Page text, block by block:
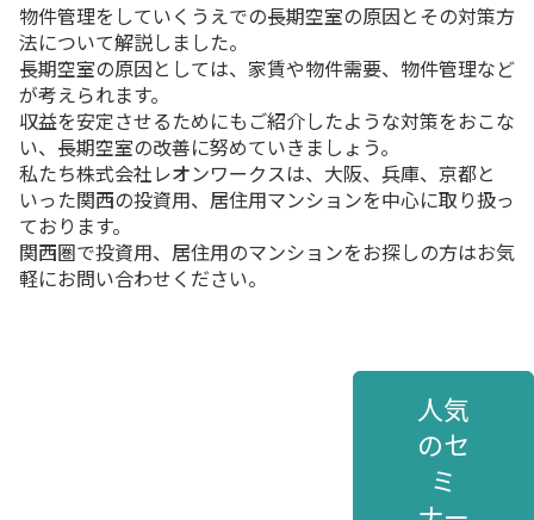
物件管理をしていくうえでの長期空室の原因とその対策方
法について解説しました。
長期空室の原因としては、家賃や物件需要、物件管理など
が考えられます。
収益を安定させるためにもご紹介したような対策をおこな
い、長期空室の改善に努めていきましょう。
私たち株式会社レオンワークスは、大阪、兵庫、京都と
いった関西の投資用、居住用マンションを中心に取り扱っ
ております。
関西圏で投資用、居住用のマンションをお探しの方はお気
軽にお問い合わせください。
人気
のセ
ミ